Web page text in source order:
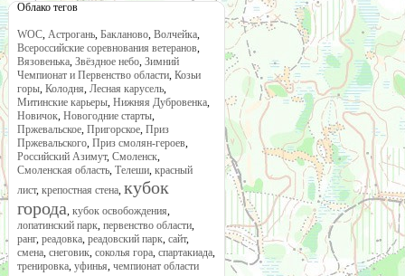
Облако тегов
WOC, Астрогань, Бакланово, Волчейка,
Всероссийские соревнования ветеранов,
Вязовенька, Звёздное небо, Зимний
Чемпионат и Первенство области, Козьи
горы, Колодня, Лесная карусель,
Митинские карьеры, Нижняя Дубровенка,
Новичок, Новогодние старты,
Пржевальское, Пригорское, Приз
Пржевальского, Приз смолян-героев,
Российский Азимут, Смоленск,
Смоленская область, Телеши, красный
лист, крепостная стена, кубок
города, кубок освобождения,
лопатинский парк, первенство области,
ранг, реадовка, реадовский парк, сайт,
смена, снеговик, соколья гора, спартакиада,
тренировка, уфинья, чемпионат области